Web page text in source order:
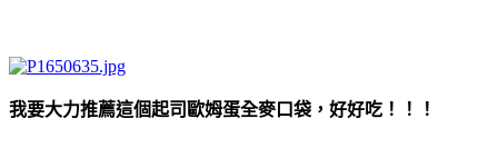
我要大力推薦這個起司歐姆蛋全麥口袋 ，好好吃！！！